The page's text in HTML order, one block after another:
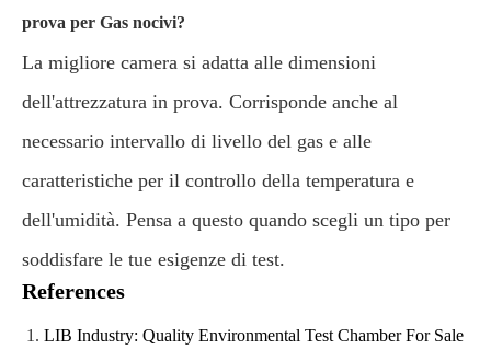
prova per Gas nocivi?
La migliore camera si adatta alle dimensioni
dell'attrezzatura in prova. Corrisponde anche al
necessario intervallo di livello del gas e alle
caratteristiche per il controllo della temperatura e
dell'umidità. Pensa a questo quando scegli un tipo per
soddisfare le tue esigenze di test.
References
LIB Industry: Quality Environmental Test Chamber For Sale